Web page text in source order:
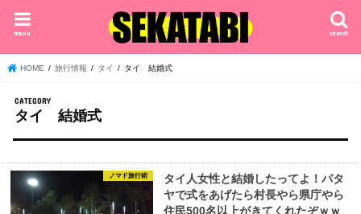
search
menu
HOME 旅行情報 タイ タイ 結婚式
タイ 結婚式
ノマド旅行術
タイ人女性と結婚したってよ！パタ
ヤで式をあげたら村長やら県庁やら
住民500名以上がきてくれたぞｗｗ